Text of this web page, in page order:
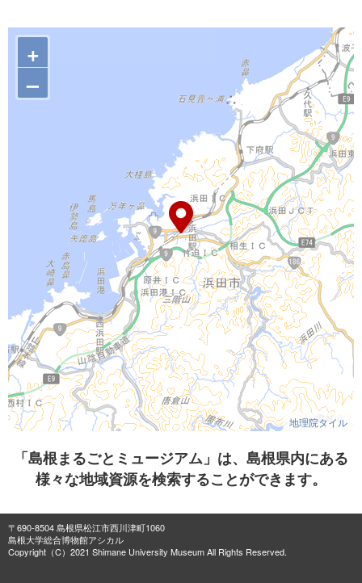
+
–
地理院タイル
「島根まるごとミュージアム」は、島根県内にある
様々な地域資源を検索することができます。
〒690-8504 島根県松江市西川津町1060
島根大学総合博物館アシカル
Copyright（C）2021 Shimane University Museum All Rights Reserved.